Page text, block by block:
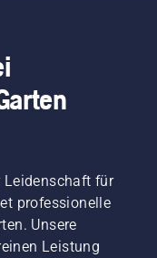
Leidenschaft für
professionelle
Unsere
Leistung